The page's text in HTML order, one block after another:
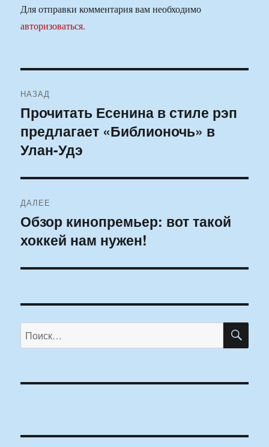
Для отправки комментария вам необходимо
авторизоваться.
по
записям
НАЗАД
Предыдущая
запись:
Прочитать Есенина в стиле рэп
предлагает «Библионочь» в
Улан-Удэ
ДАЛЕЕ
Следующая
запись:
Обзор кинопремьер: вот такой
хоккей нам нужен!
Искать: